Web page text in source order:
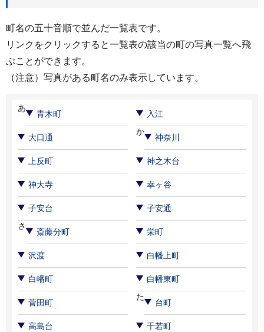
町名の五十音順で並んだ一覧表です。
リンクをクリックすると一覧表の該当の町の写真一覧へ飛
ぶことができます。
（注意）写真がある町名のみ表示しています。
あ
青木町 入江
大口通
か
神奈川
上反町 神之木台
神大寺 幸ヶ谷
子安台
子安通
さ
斎藤分町 栄町
沢渡 白幡上町
白幡町 白幡東町
菅田町
た
台町
高島台 千若町